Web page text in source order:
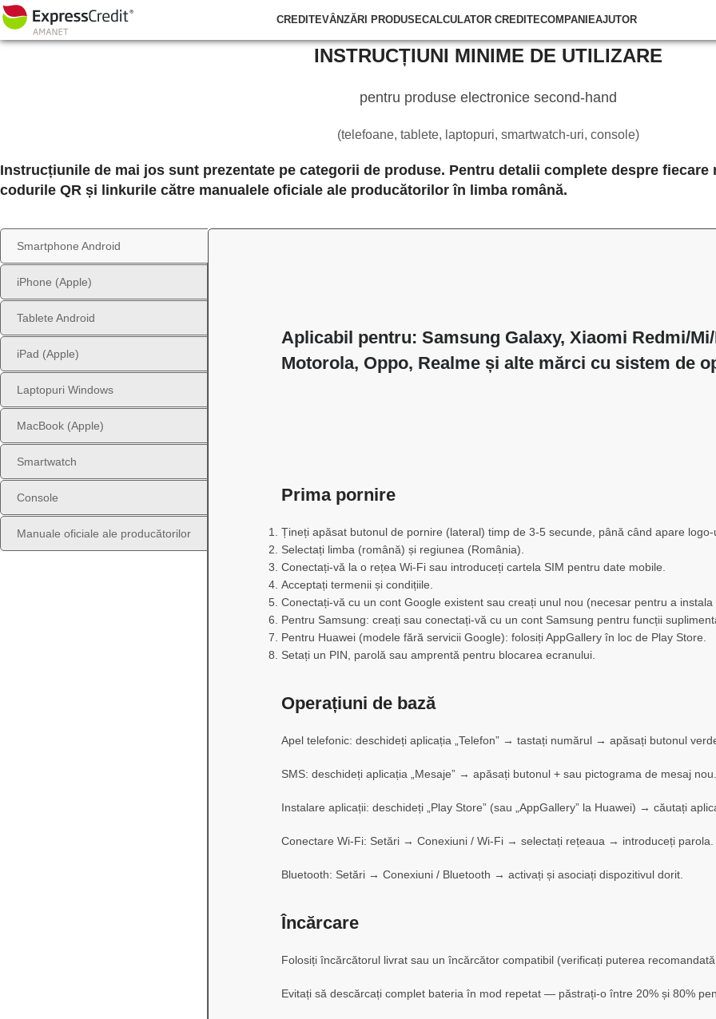
CREDITEVÂNZĂRI PRODUSECALCULATOR CREDITECOMPANIEAJUTOR
INSTRUCȚIUNI MINIME DE UTILIZARE
pentru produse electronice second-hand
(telefoane, tablete, laptopuri, smartwatch-uri, console)
Instrucțiunile de mai jos sunt prezentate pe categorii de produse. Pentru detalii complete despre
codurile QR și linkurile către manualele oficiale ale producătorilor în limba română.
Smartphone Android
iPhone (Apple)
Tablete Android
iPad (Apple)
Laptopuri Windows
MacBook (Apple)
Smartwatch
Console
Manuale oficiale ale producătorilor
Aplicabil pentru: Samsung Galaxy, Xiaomi Redmi/
Motorola, Oppo, Realme și alte mărci cu sistem de
Prima pornire
Țineți apăsat butonul de pornire (lateral) timp de 3-5 secunde, până când apare logo-
Selectați limba (română) și regiunea (România).
Conectați-vă la o rețea Wi-Fi sau introduceți cartela SIM pentru date mobile.
Acceptați termenii și condițiile.
Conectați-vă cu un cont Google existent sau creați unul nou (necesar pentru a instala
Pentru Samsung: creați sau conectați-vă cu un cont Samsung pentru funcții
Pentru Huawei (modele fără servicii Google): folosiți AppGallery în loc de Play Store.
Setați un PIN, parolă sau amprentă pentru blocarea ecranului.
Operațiuni de bază
Apel telefonic: deschideți aplicația „Telefon” → tastați numărul → apăsați butonul
SMS: deschideți aplicația „Mesaje” → apăsați butonul + sau pictograma de mesaj nou.
Instalare aplicații: deschideți „Play Store” (sau „AppGallery” la Huawei) → căutați
Conectare Wi-Fi: Setări → Conexiuni / Wi-Fi → selectați rețeaua → introduceți parola.
Bluetooth: Setări → Conexiuni / Bluetooth → activați și asociați dispozitivul dorit.
Încărcare
Folosiți încărcătorul livrat sau un încărcător compatibil (verificați puterea
Evitați să descărcați complet bateria în mod repetat — păstrați-o între 20% și 80%